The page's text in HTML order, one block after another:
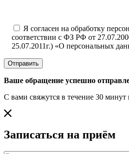
Я согласен на обработку
соответствии с ФЗ РФ от
25.07.2011г.) «О персональных
Отправить
Ваше обращение успешно
С вами свяжутся в течение 30 минут
Записаться на приём